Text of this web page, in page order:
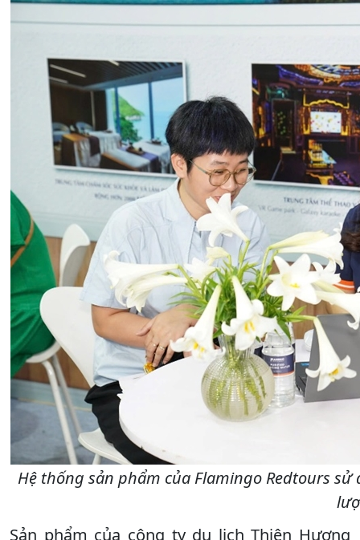
Hệ thống sản phẩm của Flamingo Redtours
Sản phẩm của công ty du lịch Thiên Hương